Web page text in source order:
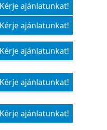
Kérje ajánlatunkat!
Kérje ajánlatunkat!
Kérje ajánlatunkat!
Kérje ajánlatunkat!
Kérje ajánlatunkat!